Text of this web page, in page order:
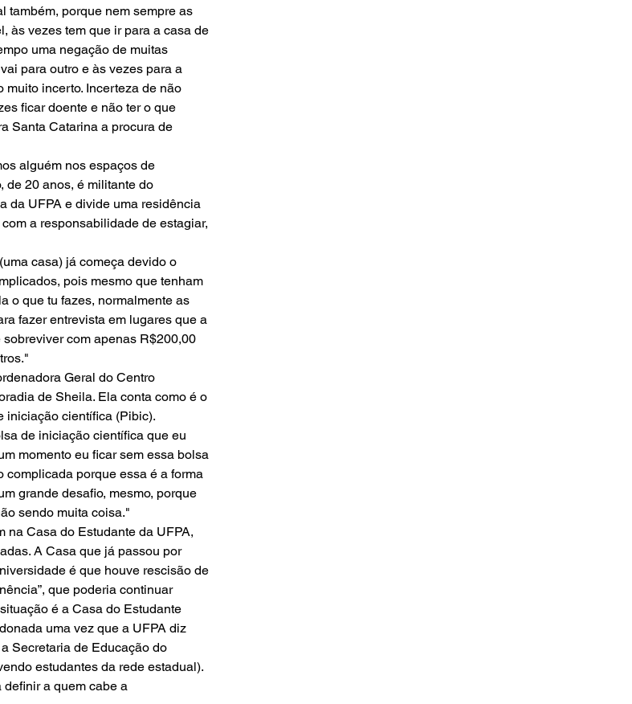
também, porque nem sempre as
às vezes tem que ir para a casa de
uma negação de muitas
para outro e às vezes para a
muito incerto. Incerteza de não
ficar doente e não ter o que
Santa Catarina a procura de
alguém nos espaços de
de 20 anos, é militante do
da UFPA e divide uma residência
a responsabilidade de estagiar,
casa) já começa devido o
pois mesmo que tenham
o que tu fazes, normalmente as
fazer entrevista em lugares que a
com apenas R$200,00
Geral do Centro
de Sheila. Ela conta como é o
iniciação científica (Pibic).
de iniciação científica que eu
momento eu ficar sem essa bolsa
complicada porque essa é a forma
grande desafio, mesmo, porque
sendo muita coisa."
na Casa do Estudante da UFPA,
A Casa que já passou por
é que houve rescisão de
que poderia continuar
é a Casa do Estudante
uma vez que a UFPA diz
Secretaria de Educação do
estudantes da rede estadual).
a quem cabe a